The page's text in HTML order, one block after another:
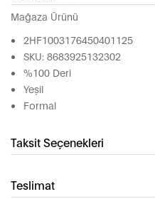
Mağaza Ürünü
2HF1003176450401125
SKU: 8683925132302
%100 Deri
Yeşil
Formal
Taksit Seçenekleri
Teslimat